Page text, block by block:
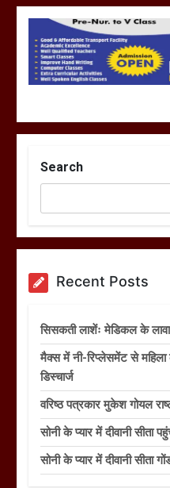
Search
Recent Posts
सिसकती लाशेंः मेडिकल के
मैक्स में नी-रिप्लेसमेंट से
डिस्चार्ज
वरिष्ठ पत्रकार मुकेश गोयल
सोनी के प्यार में दीवानी सीता
सोनी के प्यार में दीवानी सीता